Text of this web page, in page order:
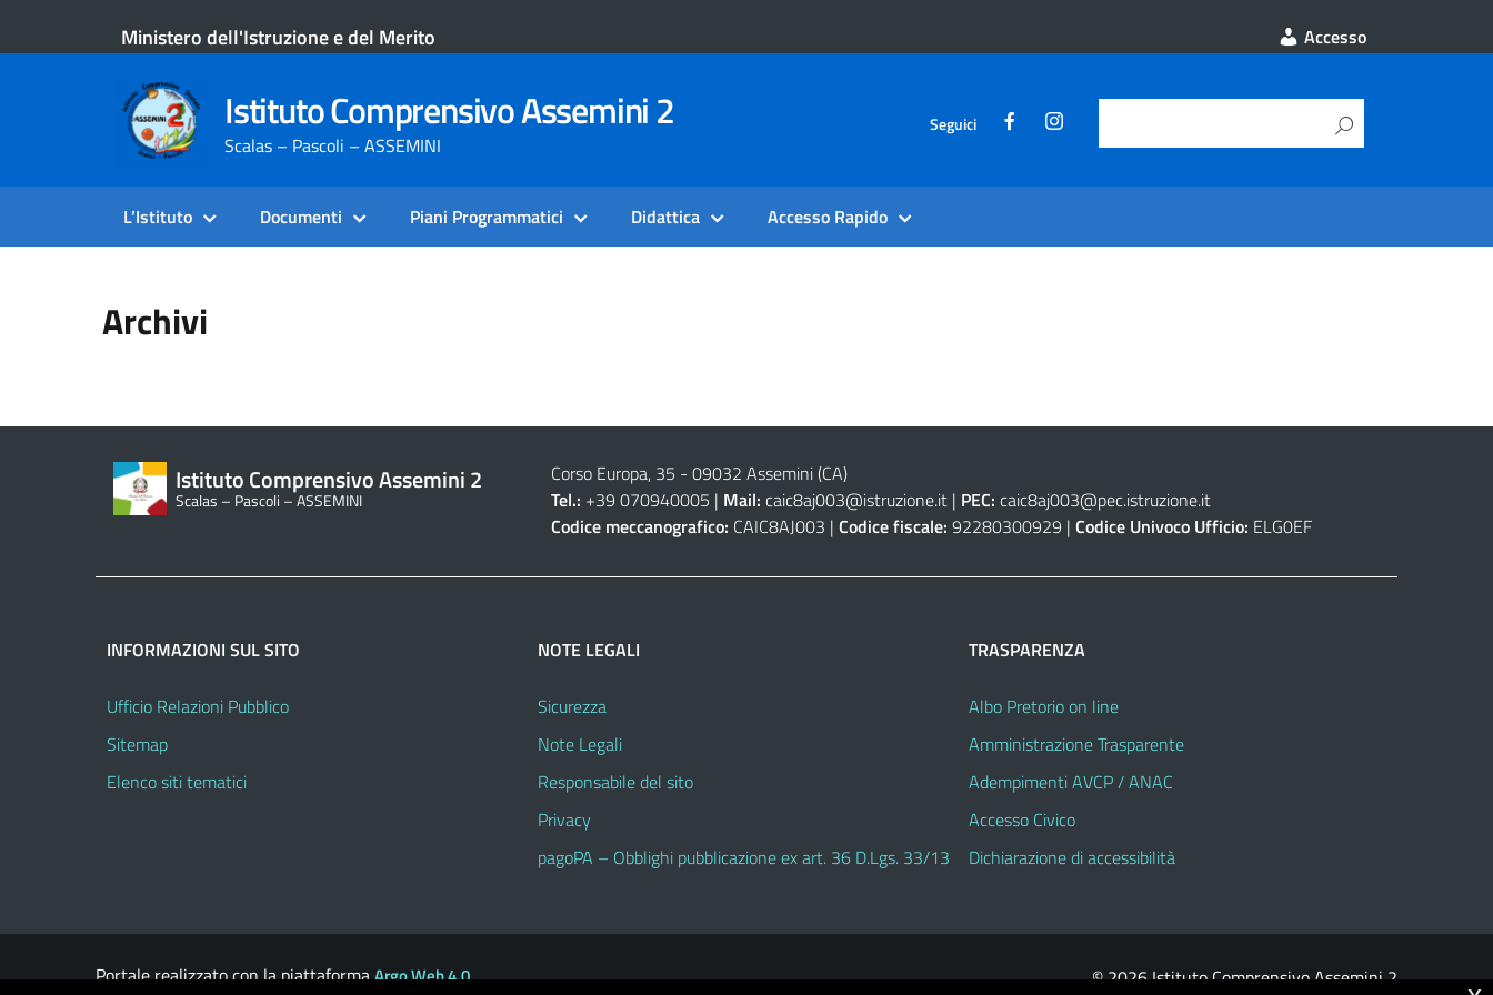
Ministero dell'Istruzione e del Merito Accesso
Istituto Comprensivo Assemini 2
Scalas – Pascoli – ASSEMINI
Seguici
L’Istituto Documenti Piani Programmatici Didattica Accesso Rapido
Archivi
Istituto Comprensivo Assemini 2
Scalas – Pascoli – ASSEMINI
Corso Europa, 35 - 09032 Assemini (CA)
Tel.: +39 070940005 | Mail: caic8aj003@istruzione.it| PEC: caic8aj003@pec.istruzione.it
Codice meccanografico: CAIC8AJ003 | Codice fiscale: 92280300929 | Codice Univoco Ufficio: ELG0EF
INFORMAZIONI SUL SITO
Ufficio Relazioni Pubblico
Sitemap
Elenco siti tematici
NOTE LEGALI
Sicurezza
Note Legali
Responsabile del sito
Privacy
pagoPA – Obblighi pubblicazione ex art. 36 D.Lgs. 33/13
TRASPARENZA
Albo Pretorio on line
Amministrazione Trasparente
Adempimenti AVCP / ANAC
Accesso Civico
Dichiarazione di accessibilità
Portale realizzato con la piattaformaArgo Web 4.0 © 2026 Istituto Comprensivo Assemini 2